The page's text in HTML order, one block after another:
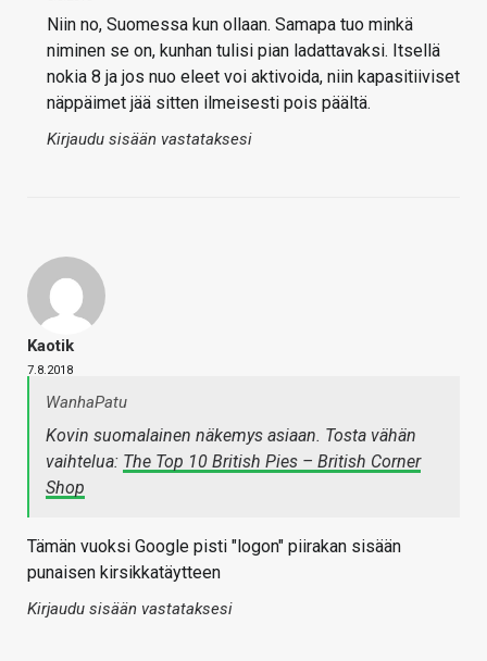
Niin no, Suomessa kun ollaan. Samapa tuo minkä
niminen se on, kunhan tulisi pian ladattavaksi. Itsellä
nokia 8 ja jos nuo eleet voi aktivoida, niin kapasitiiviset
näppäimet jää sitten ilmeisesti pois päältä.
Kirjaudu sisään vastataksesi
Kaotik
7.8.2018
WanhaPatu
Kovin suomalainen näkemys asiaan. Tosta vähän
vaihtelua: The Top 10 British Pies – British Corner
Shop
Tämän vuoksi Google pisti "logon" piirakan sisään
punaisen kirsikkatäytteen
Kirjaudu sisään vastataksesi